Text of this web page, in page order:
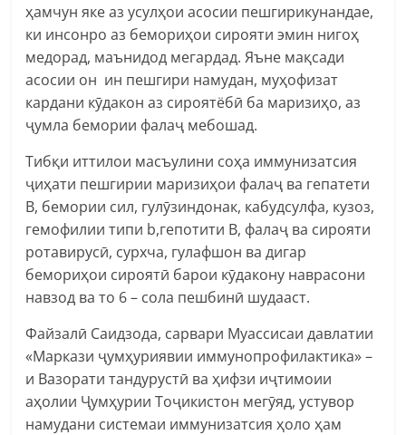
ҳамчун яке аз усулҳои асосии пешгирикунандае,
ки инсонро аз бемориҳои сирояти эмин нигоҳ
медорад, маънидод мегардад. Яъне мақсади
асосии он ин пешгири намудан, муҳофизат
кардани кӯдакон аз сироятёбӣ ба маризиҳо, аз
ҷумла бемории фалаҷ мебошад.
Тибқи иттилои масъулини соҳа иммунизатсия
ҷиҳати пешгирии маризиҳои фалаҷ ва гепатети
В, бемории сил, гулӯзиндонак, кабудсулфа, кузоз,
гемофилии типи b,гепотити В, фалаҷ ва сирояти
ротавирусӣ, сурхча, гулафшон ва дигар
бемориҳои сироятӣ барои кӯдакону наврасони
навзод ва то 6 – сола пешбинӣ шудааст.
Файзалӣ Саидзода, сарвари Муассисаи давлатии
«Маркази ҷумҳуриявии иммунопрофилактика» –
и Вазорати тандурустӣ ва ҳифзи иҷтимоии
аҳолии Ҷумҳурии Тоҷикистон мегӯяд, устувор
намудани системаи иммунизатсия ҳоло ҳам